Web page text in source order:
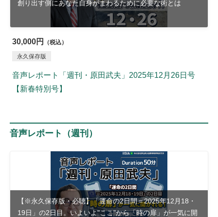
創り出す側にあなた自身がまわるために必要な術とは
30,000円 （税込）
永久保存版
音声レポート「週刊・原田武夫」2025年12月26日号
【新春特別号】
音声レポート（週刊）
【※永久保存版・必聴】「運命の2日間＝2025年12月18・
19日」の2日目。いよいよ"ここ"から「時の扉」が一気に開